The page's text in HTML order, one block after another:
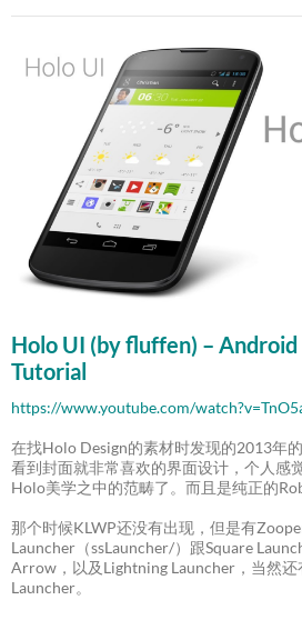
Holo UI (by fluffen) –
Tutorial
https://www.youtube.com/
在找Holo Design的素材时发现的2013年的
看到封面就非常喜欢的界面设计，个人感
Holo美学之中的范畴了。而且是纯正的
那个时候KLWP还没有出现，但是有
Launcher（ssLauncher/）跟Square
Arrow，以及Lightning Launcher，当然还
Launcher。